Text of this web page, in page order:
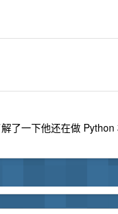
了一下他还在做